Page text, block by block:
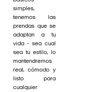
simples,
tenemos las
prendas que se
adaptan a tu
vida - sea cual
sea tu estilo, lo
mantendremos
real, cómodo y
listo para
cualquier